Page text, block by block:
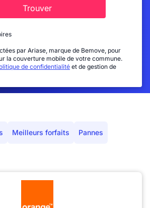
Trouver
par Ariase, marque de Bemove, pour
la couverture mobile de votre commune.
de confidentialité et de gestion de
Meilleurs forfaits Pannes